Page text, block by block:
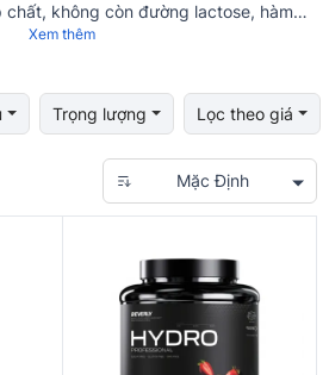
không còn đường lactose, hàm
tốc độ hấp thu nhanh nhất, giúp hỗ trợ
Xem thêm
Trọng lượng Lọc theo giá
Mặc Định